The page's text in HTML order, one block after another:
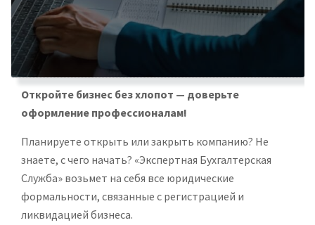
Откройте бизнес без хлопот — доверьте
оформление профессионалам!
Планируете открыть или закрыть компанию? Не
знаете, с чего начать? «Экспертная Бухгалтерская
Служба» возьмет на себя все юридические
формальности, связанные с регистрацией и
ликвидацией бизнеса.